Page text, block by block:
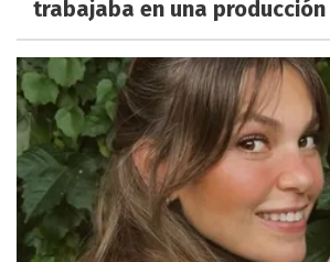
trabajaba en una producción